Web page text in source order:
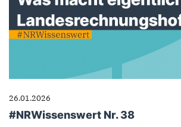
26.01.2026
#NRWissenswert Nr. 38